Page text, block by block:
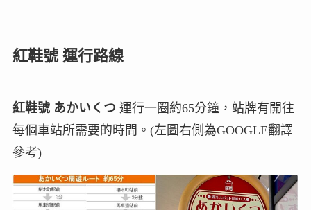
紅鞋號 運行路線
紅鞋號 あかいくつ 運行一圈約65分鐘，站牌有開往
每個車站所需要的時間。(左圖右側為GOOGLE翻譯
參考)